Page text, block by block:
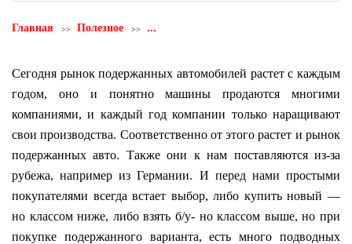
Главная Полезное ...
Сегодня рынок подержанных автомобилей растет с каждым
годом, оно и понятно машины продаются многими
компаниями, и каждый год компании только наращивают
свои производства. Соответственно от этого растет и рынок
подержанных авто. Также они к нам поставляются из-за
рубежа, например из Германии. И перед нами простыми
покупателями всегда встает выбор, либо купить новый —
но классом ниже, либо взять б/у- но классом выше, но при
покупке подержанного варианта, есть много подводных